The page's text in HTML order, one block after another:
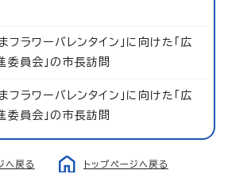
フラワーバレンタイン」に向けた「広
委員会」の市長訪問
フラワーバレンタイン」に向けた「広
委員会」の市長訪問
へ戻る トップページへ戻る